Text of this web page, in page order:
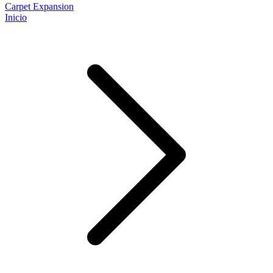
Carpet Expansion
Inicio